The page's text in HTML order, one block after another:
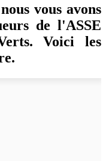
vous avons
de l'ASSE
Voici les